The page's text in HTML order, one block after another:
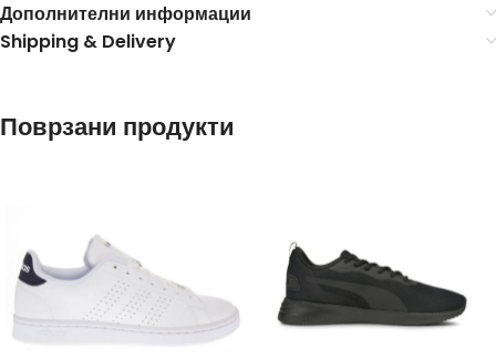
Дополнителни информации
Shipping & Delivery
Поврзани продукти